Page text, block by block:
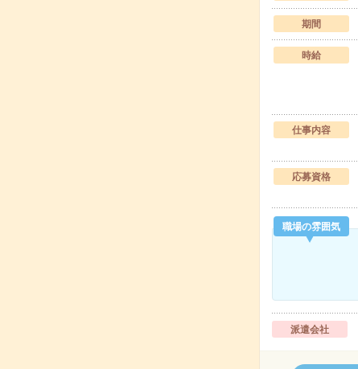
期間
時給
仕事内容
応募資格
職場の雰囲気
派遣会社